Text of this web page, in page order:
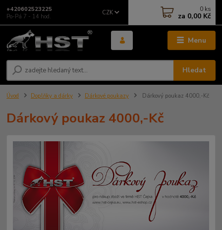
Menu
CZK
Hledat
+420602523225
Po-Pá 7 - 14 hod.
0 ks
za 0,00 Kč
Úvod Doplňky a dárky Dárkové poukazy Dárkový poukaz 4000,-Kč
Dárkový poukaz 4000,-Kč